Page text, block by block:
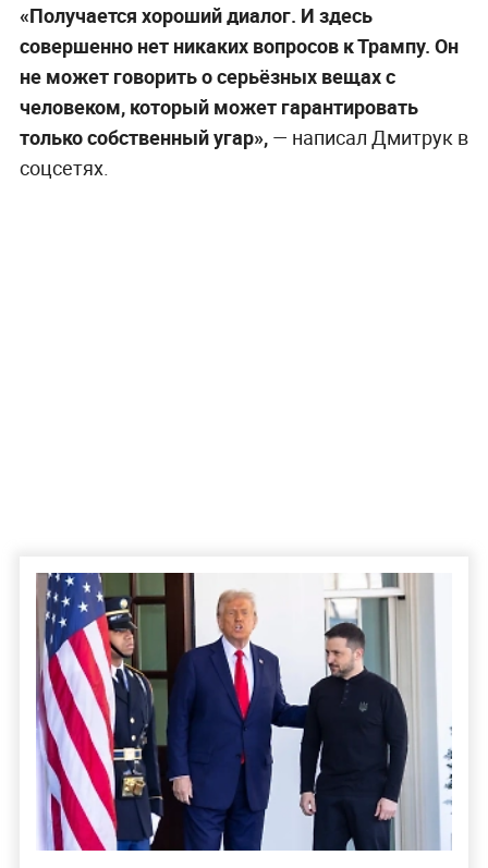
«Получается хороший диалог. И здесь
совершенно нет никаких вопросов к Трампу. Он
не может говорить о серьёзных вещах с
человеком, который может гарантировать
только собственный угар», — написал Дмитрук в
соцсетях.